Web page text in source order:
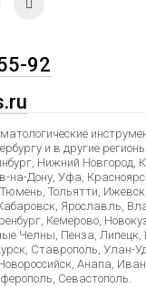
92
и в другие
Нижний Новгород,
на-Дону, Уфа,
Тольятти,
Ярославль,
Кемерово,
Челны, Пенза, Липецк,
Ставрополь, Улан-
Анапа,
Севастополь.